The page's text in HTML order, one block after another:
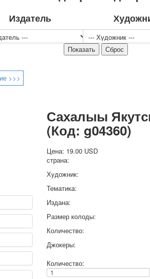
Транспорт
Охота и рыбалка
Комбинат Цветной Печати
С Новым годом!
8 марта
23 февраля
Поздравляю
С днём рождения!
Пасха
9 мая - день победы
Приглашение
Издатель
>>>
Сахалыы
(Код: g04360)
Цена: 19.00 USD
страна:
Художник:
Тематика:
Издана:
Размер колоды:
Количество:
Джокеры:
Количество: